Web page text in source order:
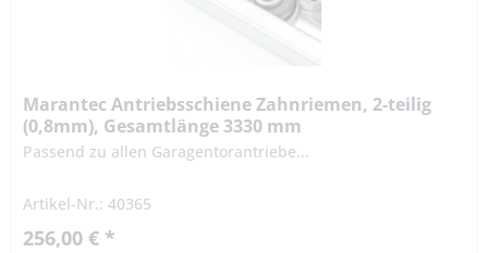
Marantec Antriebsschiene Zahnriemen, 2-teilig
(0,8mm), Gesamtlänge 3330 mm
Passend zu allen Garagentorantriebe...
Artikel-Nr.: 40365
256,00 € *